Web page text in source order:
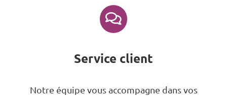
Service client
Notre équipe vous accompagne dans vos